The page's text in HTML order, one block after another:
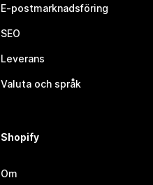
E-postmarknadsföring
SEO
Leverans
Valuta och språk
Shopify
Om